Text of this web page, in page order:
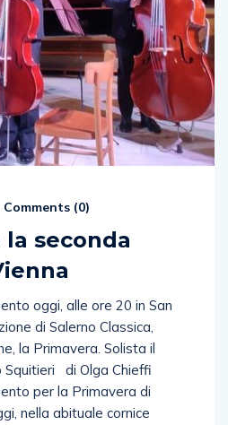
seconda
di Salerno Classica,
la Primavera. Solista il
Squitieri di Olga Chieffi
per la Primavera di
nella abituale cornice
alle ore 20 ideata